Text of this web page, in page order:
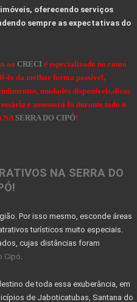
sua casa de
OU TERRENO?
da Se
DE COMPRAR UMA FAZENDA
NA SERRA DO CIPÓ
comemorativo
antes de morar no
imobiliário tem per
após encolher
DE RENDA
oferecendo serviços
sempre as expectativas do
ao CRECI é especializado no ramo
lo da melhor forma possível,
unidades disponíveis,dicas
e assessorá-lo durante todo o
NASERRA DO CIPÓ!
NA SERRA DO
Por isso mesmo, esconde áreas
turísticos muito especiais.
cujas distâncias foram
Cipó.
de toda essa exuberância, em
de Jaboticatubas, Santana do